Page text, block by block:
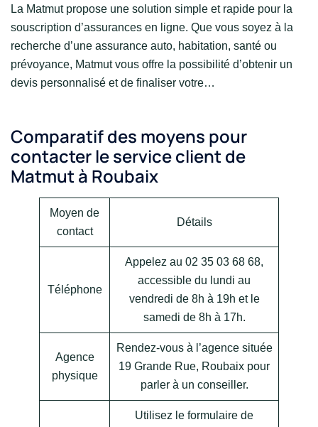
La Matmut propose une solution simple et rapide pour la
souscription d’assurances en ligne. Que vous soyez à la
recherche d’une assurance auto, habitation, santé ou
prévoyance, Matmut vous offre la possibilité d’obtenir un
devis personnalisé et de finaliser votre…
Comparatif des moyens pour
contacter le service client de
Matmut à Roubaix
Moyen de
contact
Détails
Téléphone
Appelez au 02 35 03 68 68,
accessible du lundi au
vendredi de 8h à 19h et le
samedi de 8h à 17h.
Agence
physique
Rendez-vous à l’agence située
19 Grande Rue, Roubaix pour
parler à un conseiller.
Utilisez le formulaire de